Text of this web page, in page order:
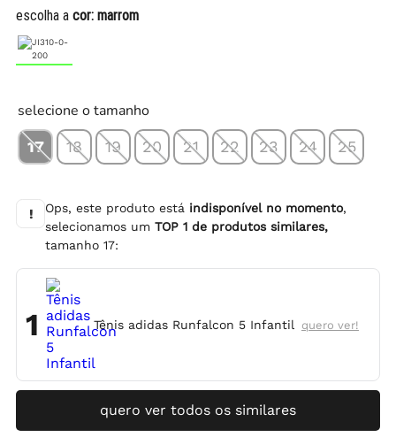
escolha a cor: marrom
selecione o tamanho
17 18 19 20 21 22 23 24 25
! Ops, este produto está indisponível no momento,
selecionamos um TOP 1de produtos similares,
tamanho 17:
1 Tênis adidas Runfalcon 5 Infantil quero ver!
quero ver todos os similares